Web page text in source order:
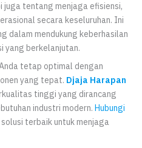
tentang menjaga efisiensi,
secara keseluruhan. Ini
dalam mendukung keberhasilan
yang berkelanjutan.
tetap optimal dengan
yang tepat. Djaja Harapan
tinggi yang dirancang
industri modern. Hubungi
terbaik untuk menjaga